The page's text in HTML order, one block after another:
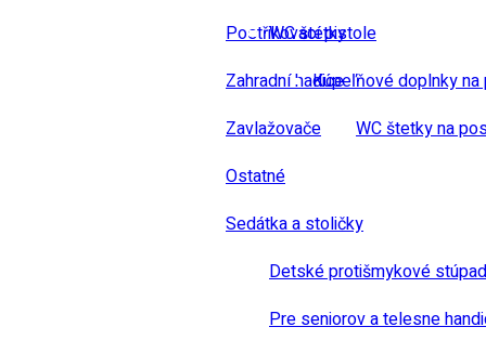
Postřikovací pistole
Zahradní hadice
Zavlažovače
WC štetky
Kúpeľňové doplnky
WC štetky na
Ostatné
Sedátka a stoličky
Detské protišmykové
Pre seniorov a telesne